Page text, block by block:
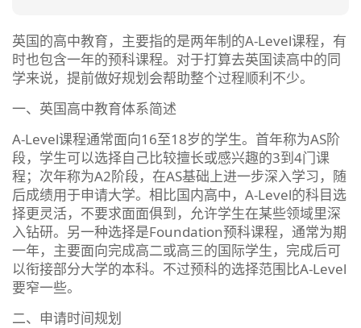
英国的高中教育，主要指的是两年制的A-Level课程，有
时也包含一年的预科课程。对于打算去英国读高中的同
学来说，提前做好规划会帮助整个过程顺利不少。
一、英国高中教育体系简述
A-Level课程通常面向16至18岁的学生。首年称为AS阶
段，学生可以选择自己比较擅长或感兴趣的3到4门课
程；次年称为A2阶段，在AS基础上进一步深入学习，随
后成绩用于申请大学。相比国内高中，A-Level的科目选
择更灵活，不要求面面俱到，允许学生在某些领域里深
入钻研。另一种选择是Foundation预科课程，通常为期
一年，主要面向完成高二或高三的国际学生，完成后可
以衔接部分大学的本科。不过预科的选择范围比A-Level
要窄一些。
二、申请时间规划